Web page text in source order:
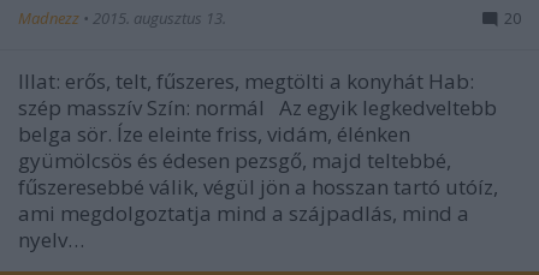
Madnezz • 2015. augusztus 13. 20
Illat: erős, telt, fűszeres, megtölti a konyhát Hab:
szép masszív Szín: normál Az egyik legkedveltebb
belga sör. Íze eleinte friss, vidám, élénken
gyümölcsös és édesen pezsgő, majd teltebbé,
fűszeresebbé válik, végül jön a hosszan tartó utóíz,
ami megdolgoztatja mind a szájpadlás, mind a
nyelv…